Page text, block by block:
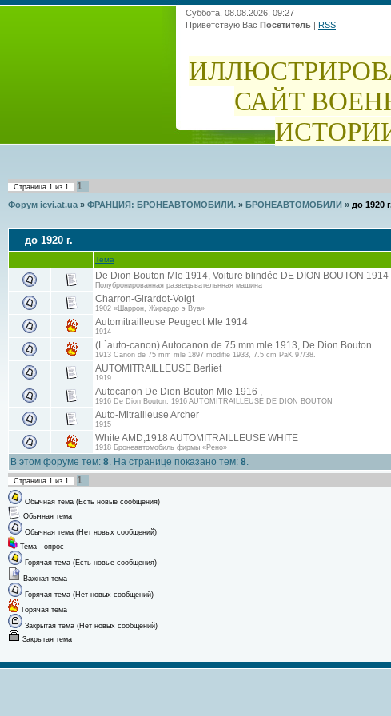
Суббота, 08.08.2026, 09:27
Приветствую Вас Посетитель | RSS
САЙТ
Страница 1 из 1 1
Форум icvi.at.ua » ФРАНЦИЯ: БРОНЕАВТОМОБИЛИ. » БРОНЕАВТОМОБИЛИ » до 1920
до 1920 г.
Тема
De Dion Bouton Mle 1914, Voiture blindée DE DION BOUTON 1914
Полубронированная разведывательнная машина
Charron-Girardot-Voigt
1902 «Шаррон, Жирардо э Вуа»
Automitrailleuse Peugeot Mle 1914
1914
(L`auto-canon) Autocanon de 75 mm mle 1913, De Dion Bouton
1913 Canon de 75 mm mle 1897 modifie 1933, 7.5 cm PaK 97/38.
AUTOMITRAILLEUSE Berliet
1919
Autocanon De Dion Bouton Mle 1916 ,
1916 De Dion Bouton, 1916 AUTOMITRAILLEUSE DE DION BOUTON
Auto-Mitrailleuse Archer
1915
White AMD;1918 AUTOMITRAILLEUSE WHITE
1918 Бронеавтомобиль фирмы «Рено»
В этом форуме тем: 8. На странице показано тем: 8.
Страница 1 из 1 1
Обычная тема (Есть новые сообщения)
Обычная тема
Обычная тема (Нет новых сообщений)
Тема - опрос
Горячая тема (Есть новые сообщения)
Важная тема
Горячая тема (Нет новых сообщений)
Горячая тема
Закрытая тема (Нет новых сообщений)
Закрытая тема